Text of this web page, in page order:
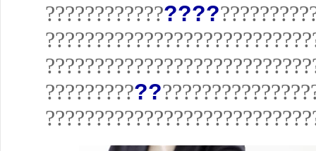
????????????????
???????????